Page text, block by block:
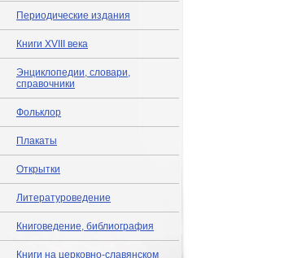
Периодические издания
Книги XVIII века
Энциклопедии, словари,
справочники
Фольклор
Плакаты
Открытки
Литературоведение
Книговедение, библиография
Книги на церковно-славянском